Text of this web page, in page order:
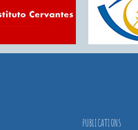
PUBLICATIONS